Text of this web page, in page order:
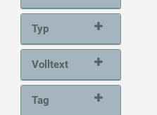
Typ
Volltext
Tag